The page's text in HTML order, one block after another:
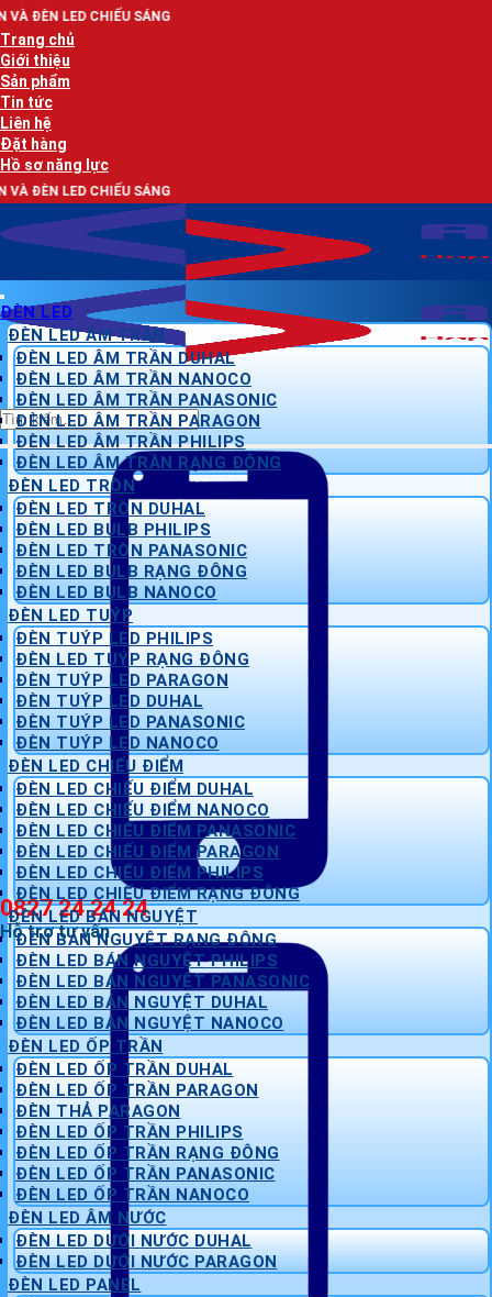
Bỏ
qua
nội
dung
SÁNG
Trang chủ
Giới thiệu
Sản phẩm
Tin tức
Liên hệ
Đặt hàng
Hồ sơ năng lực
SÁNG
Tìm
kiếm:
0827 24 24 24
Hỗ trợ tư vấn
ĐÈN LED
ĐÈN LED ÂM TRẦN
ĐÈN LED ÂM TRẦN DUHAL
ĐÈN LED ÂM TRẦN NANOCO
ĐÈN LED ÂM TRẦN PANASONIC
ĐÈN LED ÂM TRẦN PARAGON
ĐÈN LED ÂM TRẦN PHILIPS
ĐÈN LED ÂM TRẦN RẠNG ĐÔNG
ĐÈN LED TRÒN
ĐÈN LED TRÒN DUHAL
ĐÈN LED BULB PHILIPS
ĐÈN LED TRÒN PANASONIC
ĐÈN LED BULB RẠNG ĐÔNG
ĐÈN LED BULB NANOCO
ĐÈN LED TUÝP
ĐÈN TUÝP LED PHILIPS
ĐÈN LED TUÝP RẠNG ĐÔNG
ĐÈN TUÝP LED PARAGON
ĐÈN TUÝP LED DUHAL
ĐÈN TUÝP LED PANASONIC
ĐÈN TUÝP LED NANOCO
ĐÈN LED CHIẾU ĐIỂM
ĐÈN LED CHIẾU ĐIỂM DUHAL
ĐÈN LED CHIẾU ĐIỂM NANOCO
ĐÈN LED CHIẾU ĐIỂM PANASONIC
ĐÈN LED CHIẾU ĐIỂM PARAGON
ĐÈN LED CHIẾU ĐIỂM PHILIPS
ĐÈN LED CHIẾU ĐIỂM RẠNG ĐÔNG
ĐÈN LED BÁN NGUYỆT
ĐÈN BÁN NGUYỆT RẠNG ĐÔNG
ĐÈN LED BÁN NGUYỆT PHILIPS
ĐÈN LED BÁN NGUYỆT PANASONIC
ĐÈN LED BÁN NGUYỆT DUHAL
ĐÈN LED BÁN NGUYỆT NANOCO
ĐÈN LED ỐP TRẦN
ĐÈN LED ỐP TRẦN DUHAL
ĐÈN LED ỐP TRẦN PARAGON
ĐÈN THẢ PARAGON
ĐÈN LED ỐP TRẦN PHILIPS
ĐÈN LED ỐP TRẦN RẠNG ĐÔNG
ĐÈN LED ỐP TRẦN PANASONIC
ĐÈN LED ỐP TRẦN NANOCO
ĐÈN LED ÂM NƯỚC
ĐÈN LED DƯỚI NƯỚC DUHAL
ĐÈN LED DƯỚI NƯỚC PARAGON
ĐÈN LED PANEL